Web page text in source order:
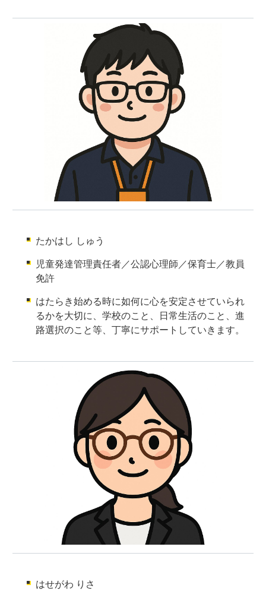
たかはし しゅう
児童発達管理責任者／公認心理師／保育士／教員
免許
はたらき始める時に如何に心を安定させていられ
るかを大切に、学校のこと、日常生活のこと、進
路選択のこと等、丁寧にサポートしていきます。
はせがわ りさ